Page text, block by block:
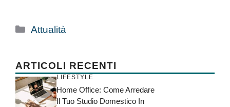
Categorie
Attualità
ARTICOLI RECENTI
LIFESTYLE
Home Office: Come Arredare
Il Tuo Studio Domestico In